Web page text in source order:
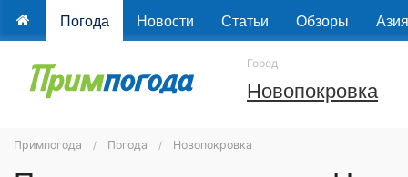
Погода Новости Статьи Обзоры Азия
Город
Новопокровка
Примпогода Погода Новопокровка